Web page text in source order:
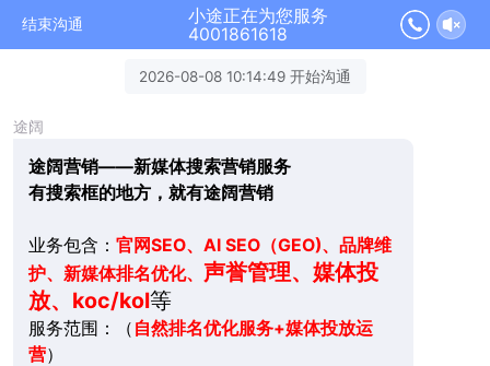
结束沟通
小途正在为您服务
4001861618
2026-08-08 10:14:49 开始沟通
途阔
途阔营销——新媒体搜索营销服务
有搜索框的地方，就有途阔营销
业务包含： 官网SEO、AI SEO（GEO)、品牌维
护、新媒体排名优化、 声誉管理、媒体投
放、koc/kol等
服务范围：（ 自然排名优化服务+媒体投放运
营）